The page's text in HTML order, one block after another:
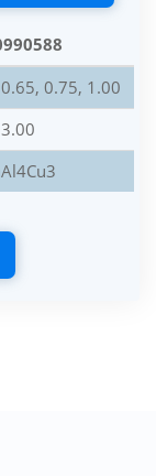
0.75, 1.00
3.00